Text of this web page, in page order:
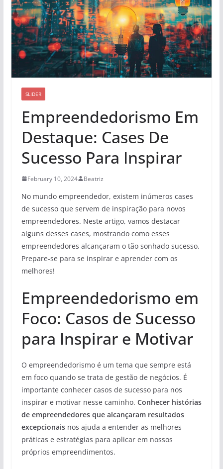
SLIDER
Empreendedorismo Em
Destaque: Cases De
Sucesso Para Inspirar
February 10, 2024 Beatriz
No mundo empreendedor, existem inúmeros cases
de sucesso que servem de inspiração para novos
empreendedores. Neste artigo, vamos destacar
alguns desses cases, mostrando como esses
empreendedores alcançaram o tão sonhado sucesso.
Prepare-se para se inspirar e aprender com os
melhores!
Empreendedorismo em
Foco: Casos de Sucesso
para Inspirar e Motivar
O empreendedorismo é um tema que sempre está
em foco quando se trata de gestão de negócios. É
importante conhecer casos de sucesso para nos
inspirar e motivar nesse caminho. Conhecer histórias
de empreendedores que alcançaram resultados
excepcionaisnos ajuda a entender as melhores
práticas e estratégias para aplicar em nossos
próprios empreendimentos.